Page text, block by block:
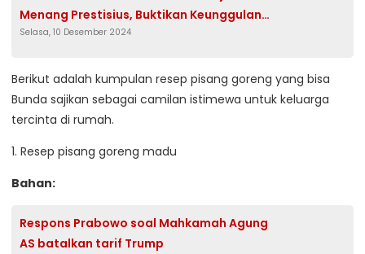
Menang Prestisius, Buktikan Keunggulan
Akademik dan Spiritualitas
Selasa, 10 Desember 2024
Berikut adalah kumpulan resep pisang goreng yang bisa
Bunda sajikan sebagai camilan istimewa untuk keluarga
tercinta di rumah.
1. Resep pisang goreng madu
Bahan:
Respons Prabowo soal Mahkamah Agung
AS batalkan tarif Trump